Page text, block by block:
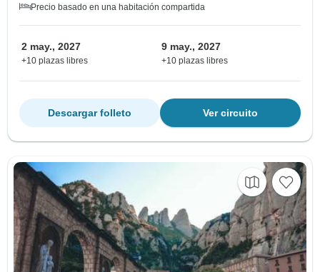
Precio basado en una habitación compartida
2 may., 2027
+10 plazas libres
9 may., 2027
+10 plazas libres
Ver circuito
Descargar folleto